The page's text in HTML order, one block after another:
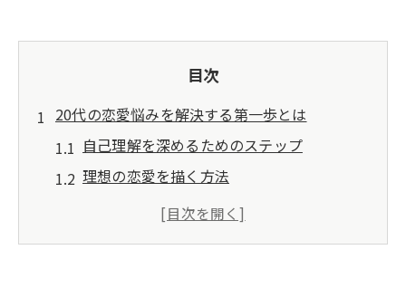
目次
20代の恋愛悩みを解決する第一歩とは
自己理解を深めるためのステップ
理想の恋愛を描く方法
失敗から学ぶ恋愛の教訓